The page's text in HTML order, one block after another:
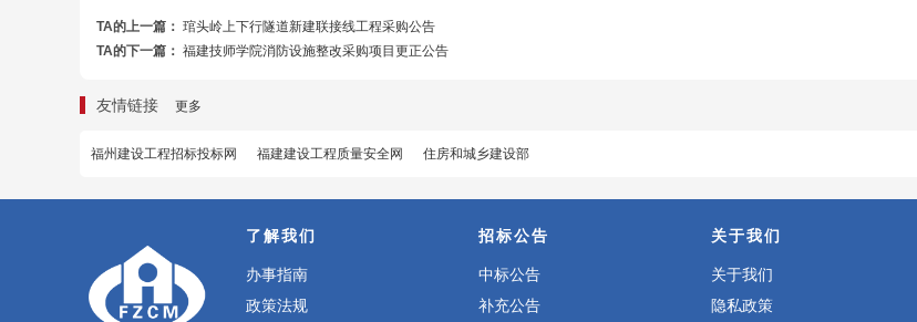
TA的上一篇： 琯头岭上下行隧道新建联接线工程采购公告
TA的下一篇： 福建技师学院消防设施整改采购项目更正公告
友情链接 更多
福州建设工程招标投标网 福建建设工程质量安全网 住房和城乡建设部
了解我们
办事指南
政策法规
招标公告
中标公告
补充公告
关于我们
关于我们
隐私政策